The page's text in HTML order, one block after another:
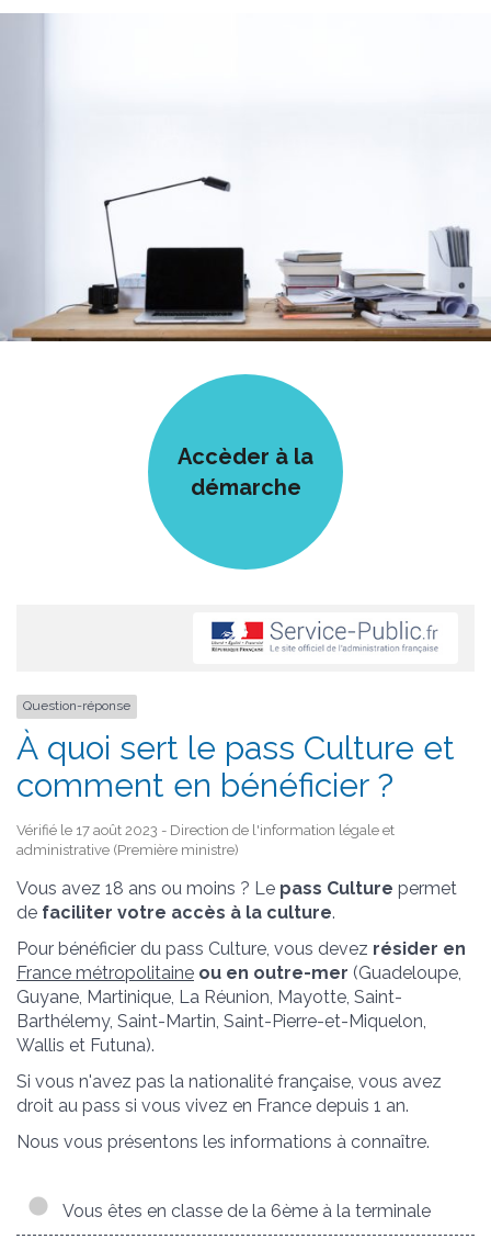
Accèder à la
démarche
Question-réponse
À quoi sert le pass Culture et
comment en bénéficier ?
Vérifié le 17 août 2023 - Direction de l'information légale et
administrative (Première ministre)
Vous avez 18 ans ou moins ? Le pass Culture permet
de faciliter votre accès à la culture.
Pour bénéficier du pass Culture, vous devez résider en
France métropolitaine ou en outre-mer (Guadeloupe,
Guyane, Martinique, La Réunion, Mayotte, Saint-
Barthélemy, Saint-Martin, Saint-Pierre-et-Miquelon,
Wallis et Futuna).
Si vous n'avez pas la nationalité française, vous avez
droit au pass si vous vivez en France depuis 1 an.
Nous vous présentons les informations à connaître.
Vous êtes en classe de la 6ème à la terminale